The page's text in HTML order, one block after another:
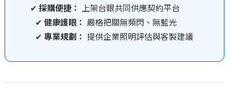
✔採購便捷： 上架台銀共同供應契約平台
✔健康護眼： 嚴格把關無頻閃、無藍光
✔專業規劃： 提供企業照明評估與客製建議